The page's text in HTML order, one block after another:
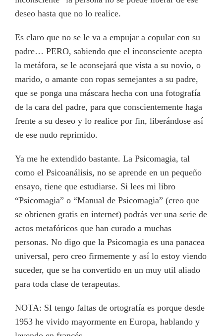
deseo hasta que no lo realice.
Es claro que no se le va a empujar a copular con su
padre… PERO, sabiendo que el inconsciente acepta
la metáfora, se le aconsejará que vista a su novio, o
marido, o amante con ropas semejantes a su padre,
que se ponga una máscara hecha con una fotografía
de la cara del padre, para que conscientemente haga
frente a su deseo y lo realice por fin, liberándose así
de ese nudo reprimido.
Ya me he extendido bastante. La Psicomagia, tal
como el Psicoanálisis, no se aprende en un pequeño
ensayo, tiene que estudiarse. Si lees mi libro
“Psicomagia” o “Manual de Psicomagia” (creo que
se obtienen gratis en internet) podrás ver una serie de
actos metafóricos que han curado a muchas
personas. No digo que la Psicomagia es una panacea
universal, pero creo firmemente y así lo estoy viendo
suceder, que se ha convertido en un muy util aliado
para toda clase de terapeutas.
NOTA: SI tengo faltas de ortografía es porque desde
1953 he vivido mayormente en Europa, hablando y